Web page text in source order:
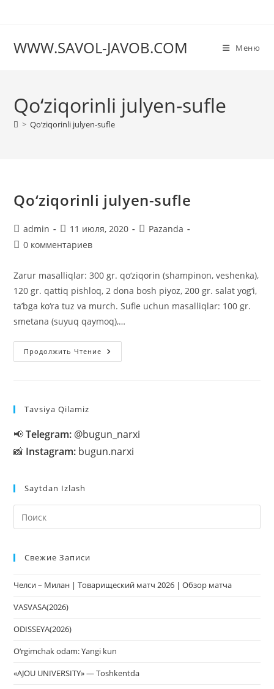
WWW.SAVOL-JAVOB.COM Меню
Qo‘ziqorinli julyen-sufle
> Qo‘ziqorinli julyen-sufle
Qo‘ziqorinli julyen-sufle
Автор
записи:
admin
Запись
опубликована:
11 июля, 2020
Рубрика
Pazanda
Комментарии
записи:
0 комментариев
Zarur masalliqlar: 300 gr. qo‘ziqorin (shampinon, veshenka),
120 gr. qattiq pishloq, 2 dona bosh piyoz, 200 gr. salat yog‘i,
ta’bga ko‘ra tuz va murch. Sufle uchun masalliqlar: 100 gr.
smetana (suyuq qaymoq),…
Продолжить Чтение Qo‘ziqorinli
Julyen-
Tavsiya Qilamiz
📢Telegram: @bugun_narxi
📸 Instagram: bugun.narxi
Saytdan Izlash
Свежие Записи
Челси – Милан | Товарищеский матч 2026 | Обзор матча
VASVASA(2026)
ODISSEYA(2026)
O‘rgimchak odam: Yangi kun
«AJOU UNIVERSITY» — Toshkentda